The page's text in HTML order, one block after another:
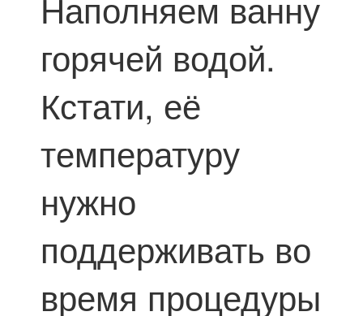
горячей водой.
Кстати, её
температуру
нужно
поддерживать во
время процедуры